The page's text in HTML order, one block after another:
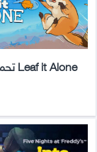
Leaf it Alone تحميل مجانا